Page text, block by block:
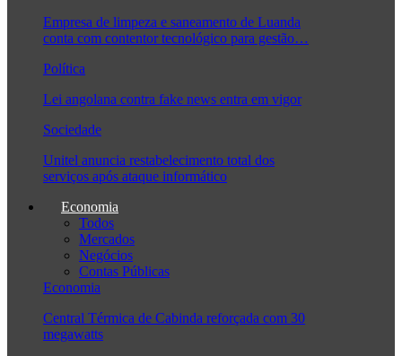
Empresa de limpeza e saneamento de Luanda
conta com contentor tecnológico para gestão…
Política
Lei angolana contra fake news entra em vigor
Sociedade
Unitel anuncia restabelecimento total dos
serviços após ataque informático
Economia
Todos
Mercados
Negócios
Contas Públicas
Economia
Central Térmica de Cabinda reforçada com 30
megawatts